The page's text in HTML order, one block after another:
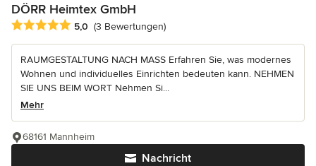
DÖRR Heimtex GmbH
Durchschnittliche Bewertung: 5 von 5 Sternen
5,0 (3 Bewertungen)
RAUMGESTALTUNG NACH MASS Erfahren Sie, was modernes
Wohnen und individuelles Einrichten bedeuten kann. NEHMEN
SIE UNS BEIM WORT Nehmen Si...
Mehr
Nachricht
68161 Mannheim